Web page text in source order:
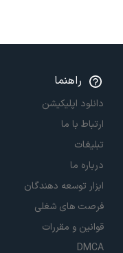
راهنما
دانلود اپلیکیشن
ارتباط با ما
تبلیغات
درباره ما
ابزار توسعه دهندگان
فرصت های شغلی
قوانین و مقررات
DMCA